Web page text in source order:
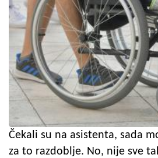
Čekali su na asistenta, sada
za to razdoblje. No, nije sve